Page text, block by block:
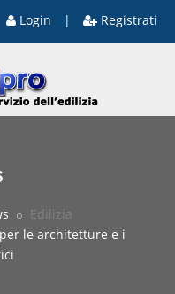
Login | Registrati
Edilizia
le architetture e i